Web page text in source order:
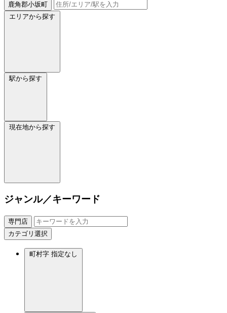
鹿角郡小坂町
エリアから探す
駅から探す
現在地から探す
ジャンル／キーワード
専門店
カテゴリ選択
町村字 指定なし